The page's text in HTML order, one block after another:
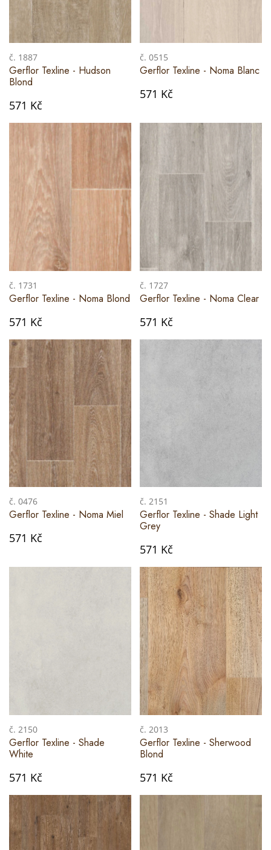
č. 1887
Gerflor Texline - Hudson
Blond
571 Kč
č. 0515
Gerflor Texline - Noma Blanc
571 Kč
č. 1731
Gerflor Texline - Noma Blond
571 Kč
č. 1727
Gerflor Texline - Noma Clear
571 Kč
č. 0476
Gerflor Texline - Noma Miel
571 Kč
č. 2151
Gerflor Texline - Shade Light
Grey
571 Kč
č. 2150
Gerflor Texline - Shade
White
571 Kč
č. 2013
Gerflor Texline - Sherwood
Blond
571 Kč